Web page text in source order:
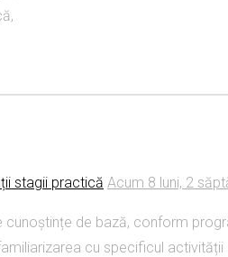
stagii practică Acum 8 luni, 2
cunoștințe de bază, conform
cu specificul activității